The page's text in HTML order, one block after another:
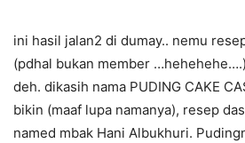
ini hasil jalan2 di dumay.. nemu
(pdhal bukan member
deh. dikasih nama PUDING CAKE
bikin (maaf lupa namanya), resep
named mbak Hani Albukhuri.